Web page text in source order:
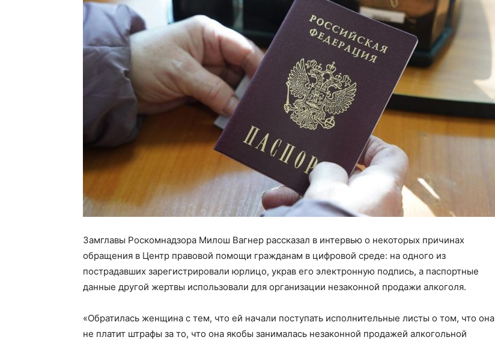
Замглавы Роскомнадзора Милош Вагнер рассказал в интервью о некоторых причинах
обращения в Центр правовой помощи гражданам в цифровой среде: на одного из
пострадавших зарегистрировали юрлицо, украв его электронную подпись, а паспортные
данные другой жертвы использовали для организации незаконной продажи алкоголя.
«Обратилась женщина с тем, что ей начали поступать исполнительные листы о том, что она
не платит штрафы за то, что она якобы занималась незаконной продажей алкогольной